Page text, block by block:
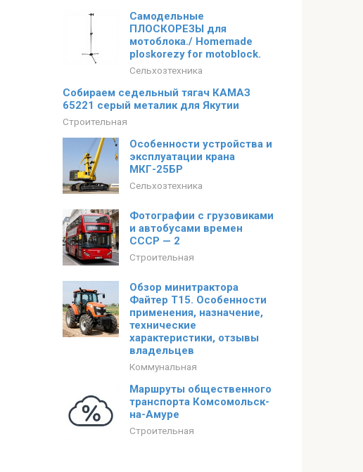
Самодельные
ПЛОСКОРЕЗЫ для
мотоблока./ Homemade
ploskorezy for motoblock.
Сельхозтехника
Собираем седельный тягач КАМАЗ
65221 серый металик для Якутии
Строительная
Особенности устройства и
эксплуатации крана
МКГ-25БР
Сельхозтехника
Фотографии с грузовиками
и автобусами времен
СССР — 2
Строительная
Обзор минитрактора
Файтер Т15. Особенности
применения, назначение,
технические
характеристики, отзывы
владельцев
Коммунальная
Маршруты общественного
транспорта Комсомольск-
на-Амуре
Строительная